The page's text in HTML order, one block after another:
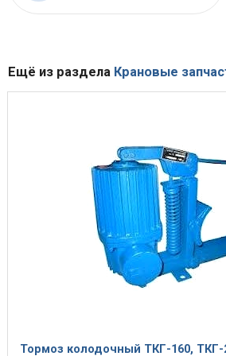
Ещё из раздела Крановые
Тормоз колодочный ТКГ-160, ТКГ-